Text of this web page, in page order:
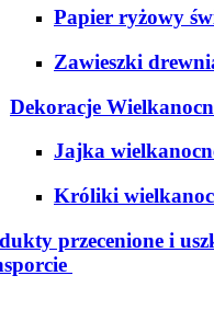
Papier ryżowy
Zawieszki
Dekoracje
Jajka
Króliki
przecenione i